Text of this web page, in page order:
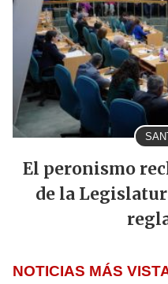
El peronismo
de la
NOTICIAS MÁS